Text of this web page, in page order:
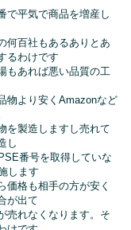
で平気で商品を増産し
何百社もあるありとあ
るわけです
もあれば悪い品質の工
物より安くAmazonなど
を製造しますし売れて
し
番号を取得していな
します
価格も相手の方が安く
が出て
売れなくなります。そ